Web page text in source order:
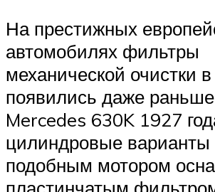
На престижных
автомобилях фильтры
механической очистки
появились даже
Mercedes 630K 1927
цилиндровые варианты
подобным мотором